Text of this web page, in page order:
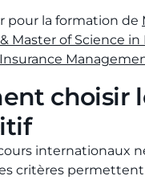
pour la formation de
& Master of Science
Insurance
choisir
internationaux
critères permettent